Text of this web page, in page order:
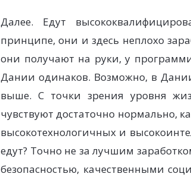
Далее. Едут
принципе, они и здесь неплохо
они получают на руки, у
Дании одинаков. Возможно, в
выше. С точки зрения уровня
чувствуют достаточно нормально,
высокотехнологичных и
едут? Точно не за лучшим
безопасностью, качественными